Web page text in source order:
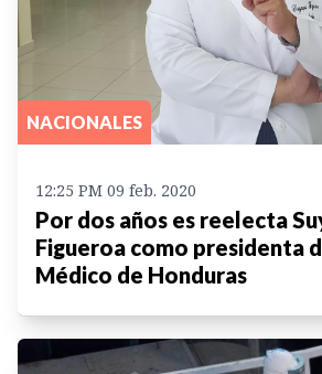
NACIONALES
12:25 PM 09 feb. 2020
Por dos años es reelecta
Figueroa como presidenta
Médico de Honduras